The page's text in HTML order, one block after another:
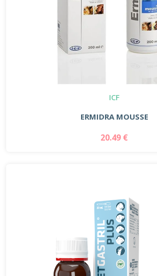
ICF
ERMIDRA MOUSSE
20.49 €